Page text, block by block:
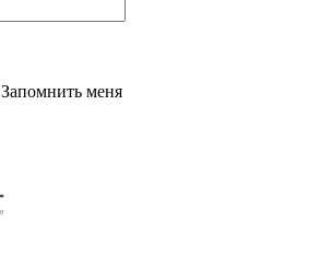
Запомнить меня